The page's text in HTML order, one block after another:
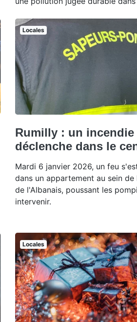
Locales
Rumilly : un incendie
déclenche dans le
Mardi 6 janvier 2026, un feu
dans un appartement au sein de
de l'Albanais, poussant les
intervenir.
Locales